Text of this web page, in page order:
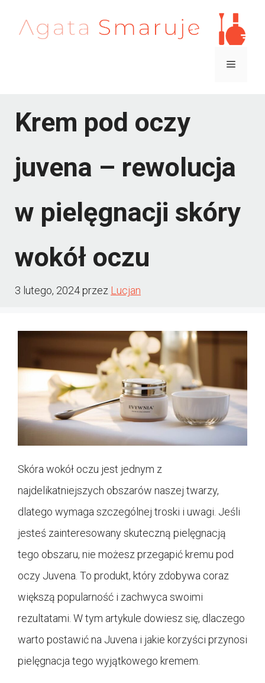
Menu
Krem pod oczy
juvena – rewolucja
w pielęgnacji skóry
wokół oczu
3 lutego, 2024przez Lucjan
Skóra wokół oczu jest jednym z
najdelikatniejszych obszarów naszej twarzy,
dlatego wymaga szczególnej troski i uwagi. Jeśli
jesteś zainteresowany skuteczną pielęgnacją
tego obszaru, nie możesz przegapić kremu pod
oczy Juvena. To produkt, który zdobywa coraz
większą popularność i zachwyca swoimi
rezultatami. W tym artykule dowiesz się, dlaczego
warto postawić na Juvena i jakie korzyści przynosi
pielęgnacja tego wyjątkowego kremem.